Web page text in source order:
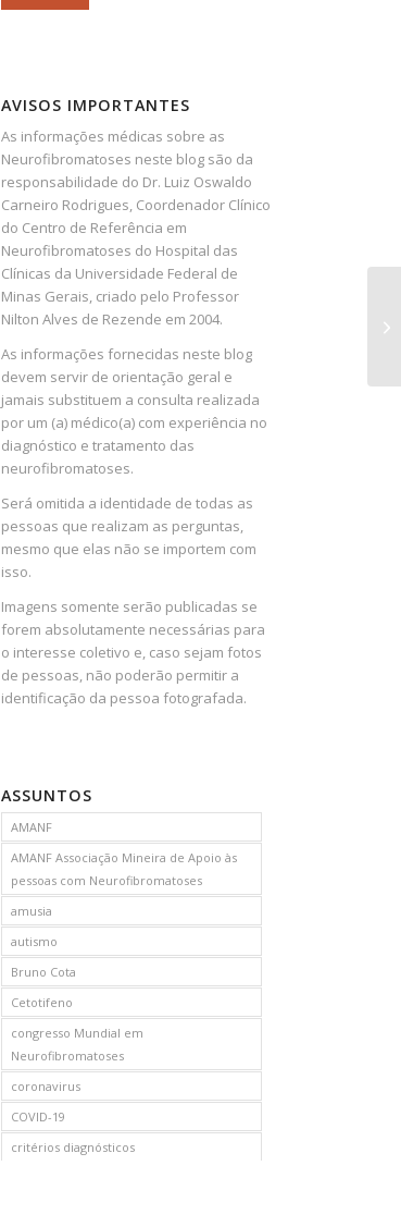
AVISOS IMPORTANTES
As informações médicas sobre as
Neurofibromatoses neste blog são da
responsabilidade do Dr. Luiz Oswaldo
Carneiro Rodrigues, Coordenador Clínico
do Centro de Referência em
Neurofibromatoses do Hospital das
Clínicas da Universidade Federal de
Minas Gerais, criado pelo Professor
Nilton Alves de Rezende em 2004.
As informações fornecidas neste blog
devem servir de orientação geral e
jamais substituem a consulta realizada
por um (a) médico(a) com experiência no
diagnóstico e tratamento das
neurofibromatoses.
Será omitida a identidade de todas as
pessoas que realizam as perguntas,
mesmo que elas não se importem com
isso.
Imagens somente serão publicadas se
forem absolutamente necessárias para
o interesse coletivo e, caso sejam fotos
de pessoas, não poderão permitir a
identificação da pessoa fotografada.
ASSUNTOS
AMANF
AMANF Associação Mineira de Apoio às
pessoas com Neurofibromatoses
amusia
autismo
Bruno Cota
Cetotifeno
congresso Mundial em
Neurofibromatoses
coronavirus
COVID-19
critérios diagnósticos